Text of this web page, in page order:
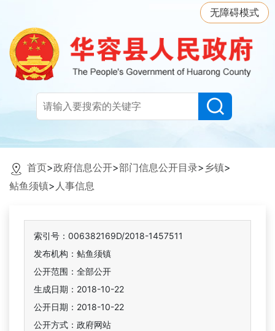
无障碍模式
首页>政府信息公开>部门信息公开目录> 乡镇>
鲇鱼须镇> 人事信息
索引号：006382169D/2018-1457511
发布机构：鲇鱼须镇
公开范围：全部公开
生成日期：2018-10-22
公开日期：2018-10-22
公开方式：政府网站